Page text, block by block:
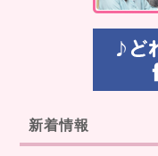
新着情報